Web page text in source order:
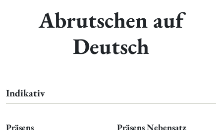
Abrutschen auf
Deutsch
Indikativ
Präsens Präsens Nebensatz